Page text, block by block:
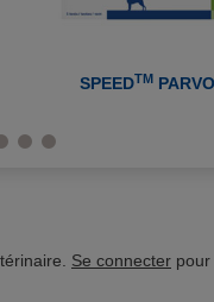
SPEEDTMPARVO
Se connecter